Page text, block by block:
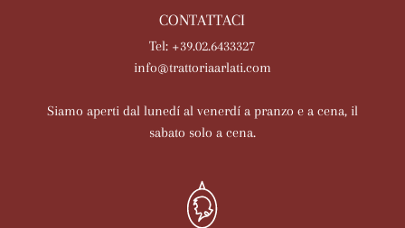
CONTATTACI
Tel: +39.02.6433327
info@trattoriaarlati.com
Siamo aperti dal lunedí al venerdí a pranzo e a cena, il
sabato solo a cena.